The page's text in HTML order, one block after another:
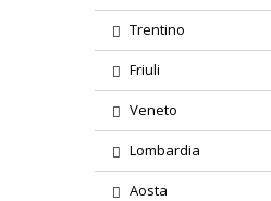
Trentino
Friuli
Veneto
Lombardia
Aosta